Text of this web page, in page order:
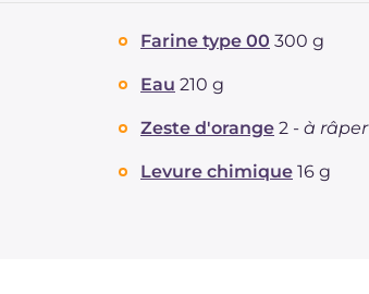
Protéine
Graisses
dont acides gras saturés
Fibre g
Farine type 00 300 g
Eau 210 g
Zeste d'orange 2 - à râper
Levure chimique 16 g